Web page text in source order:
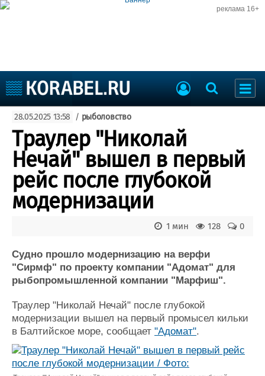
реклама 16+
Судоходство
Судоремонт
События
Пресс-релизы
Порты
Рыболовство
ВМФ
Образование
Яхты и катера
Еще
Пульс
Новости
Компании
Работа
Крюинг
Журнал
Реклама
Доска объявлений
Продажа флота
Оборудование
Материалы
Услуги
28.05.2025 13:58 / рыболовство
Траулер "Николай
Нечай" вышел в первый
рейс после глубокой
модернизации
0
128
1 мин
Судно прошло модернизацию на верфи
"Сирмф" по проекту компании "Адомат" для
рыбопромышленной компании "Марфиш".
Траулер "Николай Нечай" после глубокой
модернизации вышел на первый промысел кильки
в Балтийское море, сообщает "Адомат".